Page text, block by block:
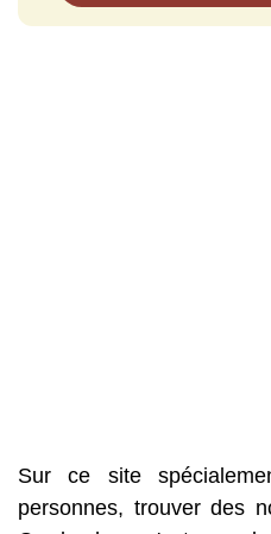
Sur ce site
personnes, trouver des